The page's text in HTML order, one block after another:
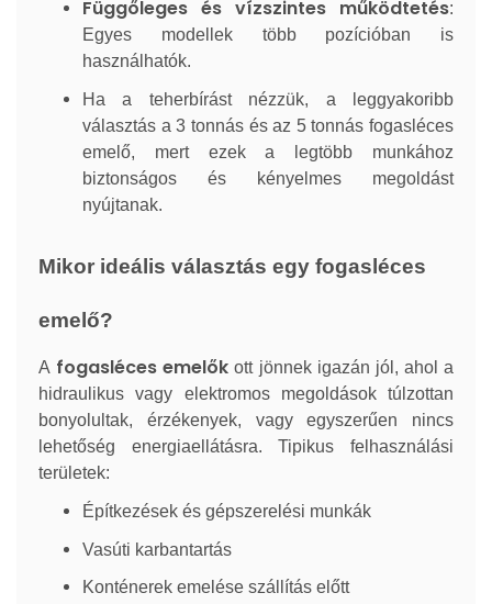
Függőleges és vízszintes működtetés:
Egyes modellek több pozícióban is
használhatók.
Ha a teherbírást nézzük, a leggyakoribb
választás a 3 tonnás és az 5 tonnás fogasléces
emelő, mert ezek a legtöbb munkához
biztonságos és kényelmes megoldást
nyújtanak.
Mikor ideális választás egy fogasléces
emelő?
A fogasléces emelőkott jönnek igazán jól, ahol a
hidraulikus vagy elektromos megoldások túlzottan
bonyolultak, érzékenyek, vagy egyszerűen nincs
lehetőség energiaellátásra. Tipikus felhasználási
területek:
Építkezések és gépszerelési munkák
Vasúti karbantartás
Konténerek emelése szállítás előtt